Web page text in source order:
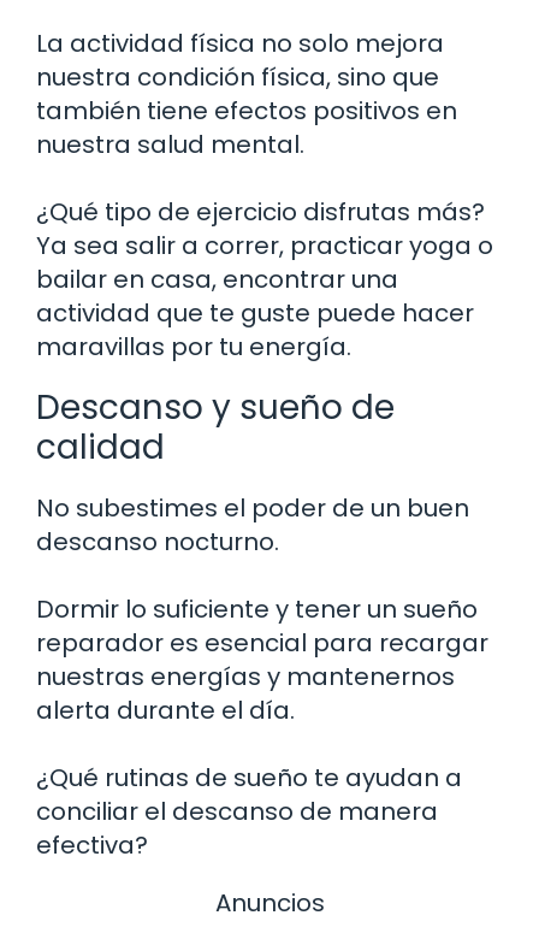
La actividad física no solo mejora
nuestra condición física, sino que
también tiene efectos positivos en
nuestra salud mental.
¿Qué tipo de ejercicio disfrutas más?
Ya sea salir a correr, practicar yoga o
bailar en casa, encontrar una
actividad que te guste puede hacer
maravillas por tu energía.
Descanso y sueño de
calidad
No subestimes el poder de un buen
descanso nocturno.
Dormir lo suficiente y tener un sueño
reparador es esencial para recargar
nuestras energías y mantenernos
alerta durante el día.
¿Qué rutinas de sueño te ayudan a
conciliar el descanso de manera
efectiva?
Anuncios